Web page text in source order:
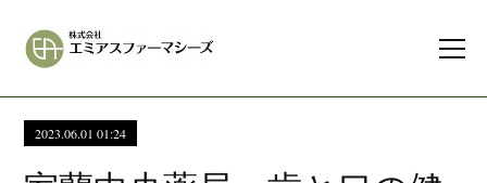
2023.06.01 01:24